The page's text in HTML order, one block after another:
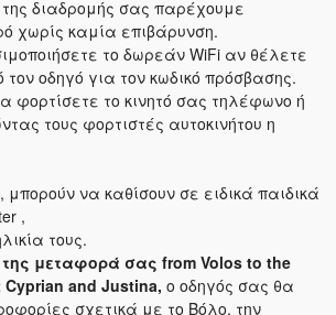
διαδρομής σας παρέχουμε
χωρίς καμία επιβάρυνση.
το δωρεάν WiFi αν θέλετε
οδηγό για τον κωδικό πρόσβασης.
φορτίσετε το κινητό σας τηλέφωνο ή
τους φορτιστές αυτοκινήτου η
να καθίσουν σε ειδικά παιδικά
,
τους.
της μεταφορά σας from Volos to the
and Justina, ο οδηγός σας θα
σχετικά με το Βόλο, την